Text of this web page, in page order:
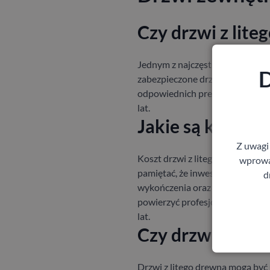
Czy drzwi z
Jednym z najczęstszych pytań
zabezpieczone drzwi drewniane
odpowiednich preparatów
lat.
Jakie są koszty
Koszt drzwi z litego drewna
pamiętać, że inwestycja ta
wykończenia oraz
powierzyć profesjonalistom,
lat.
Czy drzwi z
Drzwi z litego drewna mogą być
Z